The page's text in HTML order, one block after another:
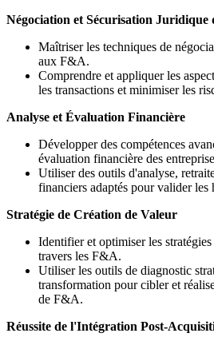
Négociation et Sécurisation Juridique
Maîtriser les techniques de
aux F&A.
Comprendre et appliquer les
les transactions et minimiser les
Analyse et Évaluation Financière
Développer des compétences
évaluation financière des
Utiliser des outils d'analyse,
financiers adaptés pour valider les
Stratégie de Création de Valeur
Identifier et optimiser les
travers les F&A.
Utiliser les outils de diagnostic
transformation pour cibler et
de F&A.
Réussite de l'Intégration Post-